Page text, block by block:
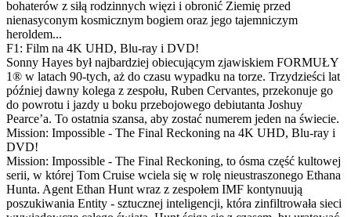
bohaterów z siłą rodzinnych więzi i obronić Ziemię przed
nienasyconym kosmicznym bogiem oraz jego tajemniczym
heroldem...
F1: Film na 4K UHD, Blu-ray i DVD!
Sonny Hayes był najbardziej obiecującym zjawiskiem FORMUŁY
1® w latach 90-tych, aż do czasu wypadku na torze. Trzydzieści lat
później dawny kolega z zespołu, Ruben Cervantes, przekonuje go
do powrotu i jazdy u boku przebojowego debiutanta Joshuy
Pearce’a. To ostatnia szansa, aby zostać numerem jeden na świecie.
Mission: Impossible - The Final Reckoning na 4K UHD, Blu-ray i
DVD!
Mission: Impossible - The Final Reckoning, to ósma część kultowej
serii, w której Tom Cruise wciela się w rolę nieustraszonego Ethana
Hunta. Agent Ethan Hunt wraz z zespołem IMF kontynuują
poszukiwania Entity - sztucznej inteligencji, która zinfiltrowała sieci